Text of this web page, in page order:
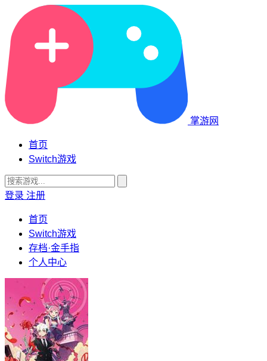
掌游网
首页
Switch游戏
登录 注册
首页
Switch游戏
存档·金手指
个人中心